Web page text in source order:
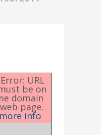
URL
be on
domain
page.
info